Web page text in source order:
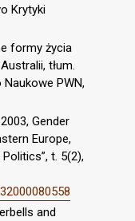
Krytyki
formy życia
tłum.
PWN,
Gender
Europe,
t. 5(2),
and